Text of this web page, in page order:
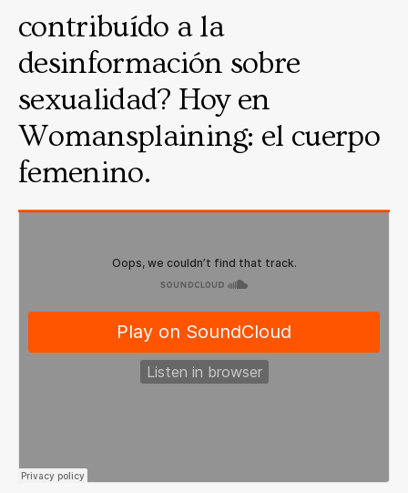
contribuído a la
desinformación sobre
sexualidad? Hoy en
Womansplaining: el cuerpo
femenino.